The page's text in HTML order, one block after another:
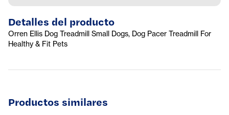
Detalles del producto
Orren Ellis Dog Treadmill Small Dogs, Dog Pacer Treadmill For
Healthy & Fit Pets
Productos similares